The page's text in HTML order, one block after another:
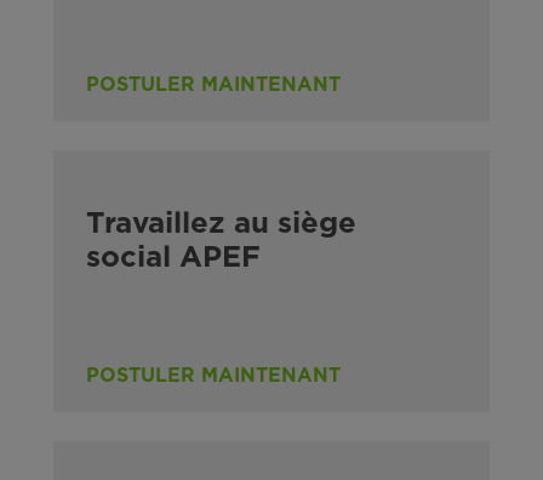
POSTULER MAINTENANT
Travaillez au siège
social APEF
POSTULER MAINTENANT